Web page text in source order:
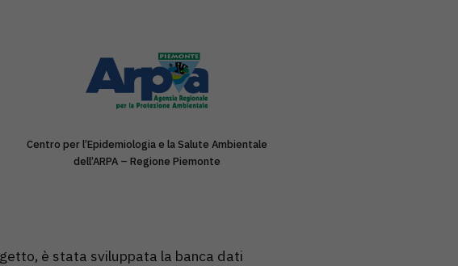
Centro per l’Epidemiologia e la Salute Ambientale
dell’ARPA – Regione Piemonte
è stata sviluppata la banca dati